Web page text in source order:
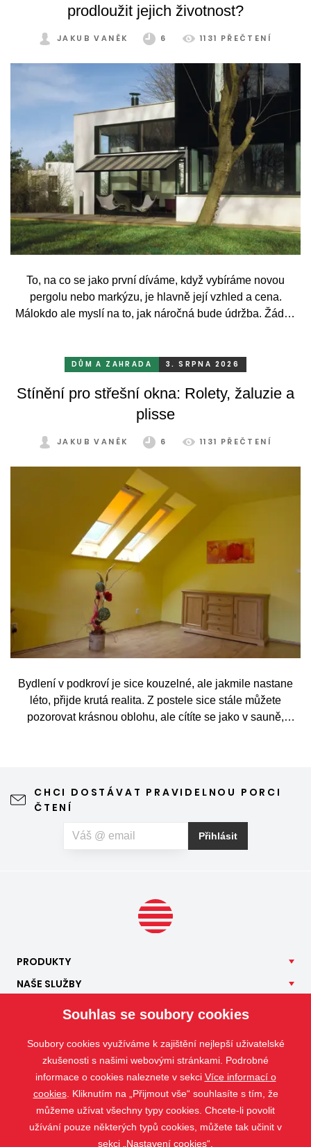
prodloužit jejich životnost?
JAKUB VANĚK 6 1131 PŘEČTENÍ
To, na co se jako první díváme, když vybíráme novou
pergolu nebo markýzu, je hlavně její vzhled a cena.
Málokdo ale myslí na to, jak náročná bude údržba. Žádný
mrazu, ale také prachu a pylu, což se na něm dříve či
DŮM A ZAHRADA 3. SRPNA 2026
Stínění pro střešní okna: Rolety, žaluzie a
plisse
JAKUB VANĚK 6 1131 PŘEČTENÍ
Bydlení v podkroví je sice kouzelné, ale jakmile nastane
léto, přijde krutá realita. Z postele sice stále můžete
pozorovat krásnou oblohu, ale cítíte se jako v sauně,
CHCI DOSTÁVAT PRAVIDELNOU PORCI
ČTENÍ
Přihlásit
PRODUKTY
NAŠE SLUŽBY
KONTAKT
Souhlas se soubory cookies
Soubory cookies využíváme k zajištění nejlepší uživatelské
zkušenosti s našimi webovými stránkami. Podrobné
informace o cookies naleznete v sekci Více informací o
cookies. Kliknutím na „Přijmout vše“ souhlasíte s tím, že
můžeme užívat všechny typy cookies. Chcete-li povolit
užívání pouze některých typů cookies, můžete tak učinit v
sekci „Nastavení cookies“.